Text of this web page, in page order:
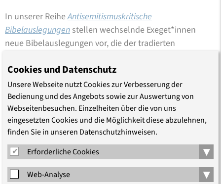
In unserer ReiheAntisemitismuskritische
Bibelauslegungen stellen wechselnde Exeget*innen
neue Bibelauslegungen vor, die der tradierten
entgegentreten.
Maria Coorsist evangelische Theologin, Judaistin und
Historikerin. Sie arbeitet als wissenschaftliche
Projektleiterin bei der Arbeitsgemeinschaft Christlicher
Kirchen in Deutschland (ACK) und forscht zu Themen
des interreligiösen Dialogs, zu christlichem
Antisemitismus und jüdischer Bildung.
Cookies und Datenschutz
Unsere Webseite nutzt Cookies zur Verbesserung der
Bedienung und des Angebots sowie zur Auswertung von
Webseitenbesuchen. Einzelheiten über die von uns
eingesetzten Cookies und die Möglichkeit diese abzulehnen,
finden Sie in unseren Datenschutzhinweisen.
Erforderliche Cookies
▾
Web-Analyse ▾